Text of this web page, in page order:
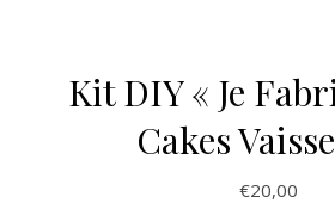
Kit DIY « Je
Cakes
€20,00